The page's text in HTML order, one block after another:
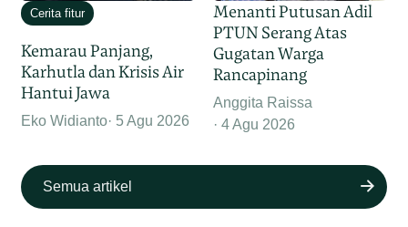
Cerita fitur
Kemarau Panjang,
Karhutla dan Krisis Air
Hantui Jawa
Eko Widianto 5 Agu 2026
Menanti Putusan Adil
PTUN Serang Atas
Gugatan Warga
Rancapinang
Anggita Raissa
4 Agu 2026
Semua artikel